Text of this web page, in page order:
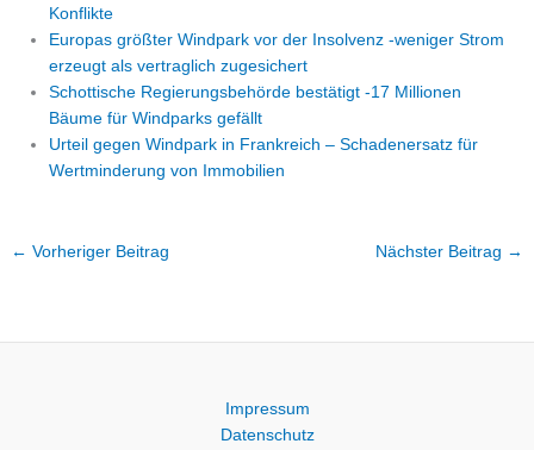
Konflikte
Europas größter Windpark vor der Insolvenz -weniger Strom
erzeugt als vertraglich zugesichert
Schottische Regierungsbehörde bestätigt -17 Millionen
Bäume für Windparks gefällt
Urteil gegen Windpark in Frankreich – Schadenersatz für
Wertminderung von Immobilien
← Vorheriger Beitrag Nächster Beitrag →
Impressum
Datenschutz